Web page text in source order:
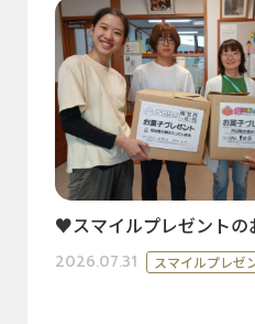
♥スマイルプレゼント
2026.07.31 スマイルプレゼ